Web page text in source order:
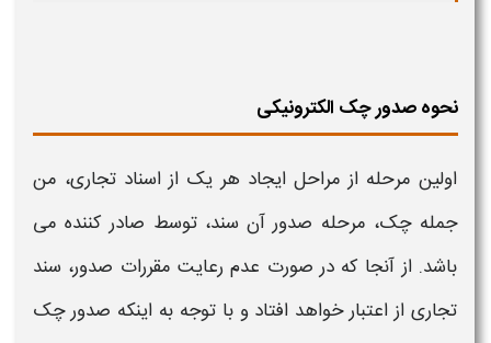
نحوه صدور چک الکترونیکی
اولین مرحله از مراحل ایجاد هر یک از اسناد تجاری، من
جمله چک، مرحله صدور آن سند، توسط صادر کننده می
باشد. از آنجا که در صورت عدم رعایت مقررات صدور، سند
تجاری از اعتبار خواهد افتاد و با توجه به اینکه صدور چک